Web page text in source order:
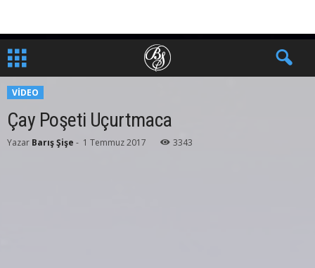
VIDEO
Çay Poşeti Uçurtmaca
Yazar Barış Şişe - 1 Temmuz 2017 3343